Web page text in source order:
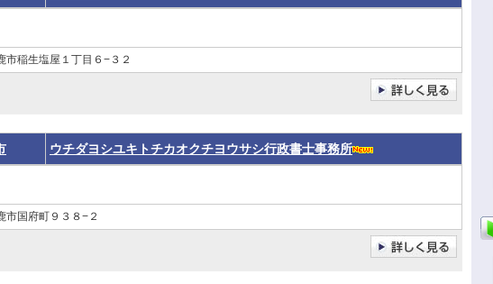
市稲生塩屋１丁目６−３２
ウチダヨシユキトチカオクチヨウサシ行政書士事務所
市国府町９３８−２